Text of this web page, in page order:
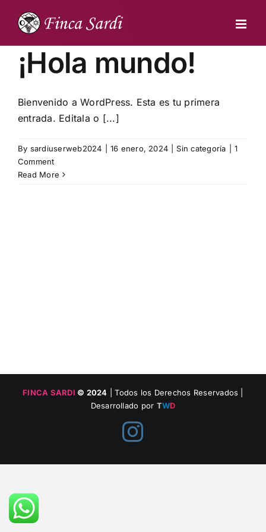
¡Hola mundo!
Bienvenido a WordPress. Esta es tu primera
entrada. Editala o [...]
By sardiuserweb2024 16 enero, 2024 Sin categoría
1
Comment
Read More
FINCA SARDI © 2024 | Todos los Derechos Reservados |
Desarrollado por TWD
Instagram